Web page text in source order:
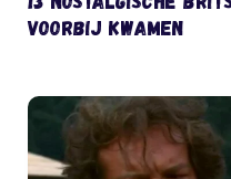
voorbij kwamen